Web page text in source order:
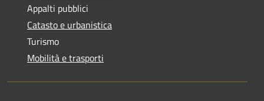
Appalti pubblici
Catasto e urbanistica
Turismo
Mobilità e trasporti